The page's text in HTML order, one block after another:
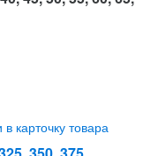
карточку товара